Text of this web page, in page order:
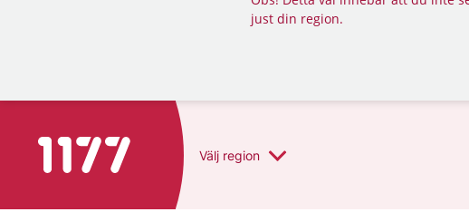
just din region.
Till startsidan för 1177 Välj region